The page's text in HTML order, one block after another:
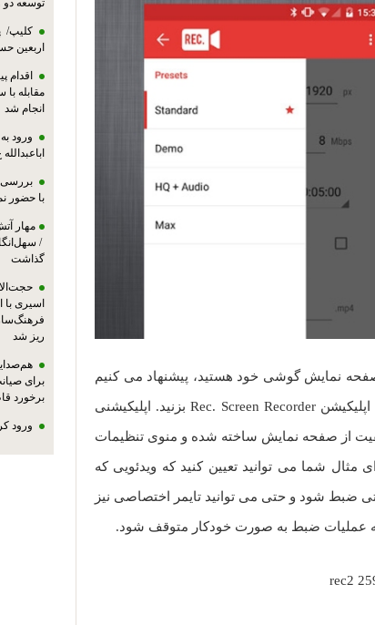
صفحه نمایش گوشی خود هستید، پیشنهاد می کنیم
قبل از جستجو در گوگل یا پلی استور، سری به اپلیکیشن Rec. Screen Recorder بزنید. اپلیکیشنی
از صفحه نمایش ساخته شده و منوی تنظیمات
مثال شما می توانید تعیین کنید که ویدئویی که
ضبط شود و حتی می توانید تایمر اختصاصی نیز
توسعه دو
کلیپ/
اربعین
اقدام
مقابله
انجام شد
ورود
بررسی
با حضور
مهار
گذاشت
اسیری با
ریز شد
برای
برخورد
ورود